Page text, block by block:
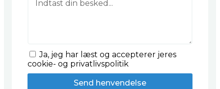
Ja, jeg har læst og accepterer jeres
cookie- og privatlivspolitik
Send henvendelse